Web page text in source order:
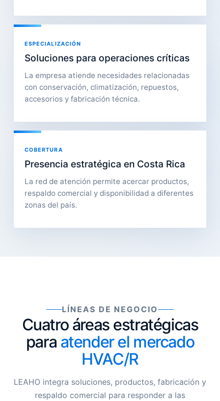
ESPECIALIZACIÓN
Soluciones para operaciones críticas
La empresa atiende necesidades relacionadas
con conservación, climatización, repuestos,
accesorios y fabricación técnica.
COBERTURA
Presencia estratégica en Costa Rica
La red de atención permite acercar productos,
respaldo comercial y disponibilidad a diferentes
zonas del país.
LÍNEAS DE NEGOCIO
Cuatro áreas estratégicas
para atender el mercado
HVAC/R
LEAHO integra soluciones, productos, fabricación y
respaldo comercial para responder a las